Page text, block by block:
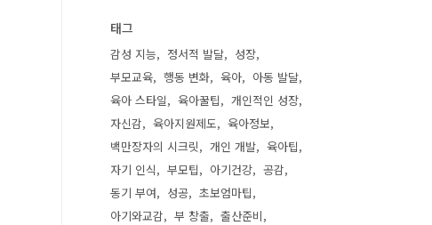
태그
감성 지능 정서적 발달
성장
부모교육
행동 변화 육아
아동 발달
육아 스타일
육아꿀팁
개인적인 성장
자신감
육아지원제도
육아정보
백만장자의 시크릿
개인 개발
육아팁
자기 인식
부모팁 아기건강
공감
동기 부여
성공
초보엄마팁
아기와교감
부 창출
출산준비